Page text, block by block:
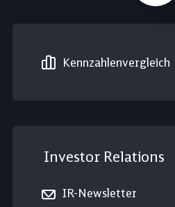
Kennzahlen­vergleich
Investor Relations
IR-Newsletter